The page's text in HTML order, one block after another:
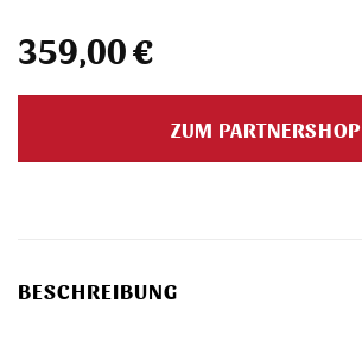
359,00€
ZUM PARTNERSHOP
BESCHREIBUNG